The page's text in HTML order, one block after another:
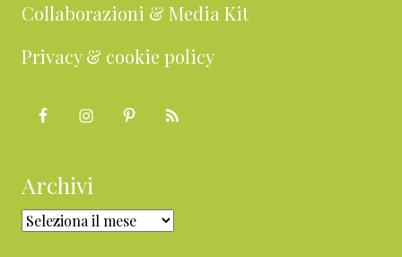
Collaborazioni & Media Kit
Privacy & cookie policy
Archivi
Archivi